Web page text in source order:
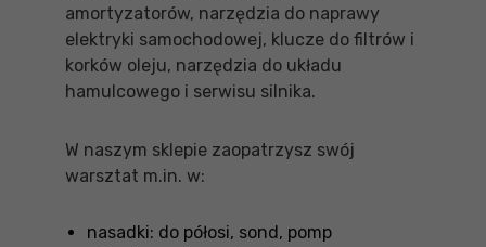
amortyzatorów, narzędzia do naprawy
elektryki samochodowej, klucze do filtrów i
korków oleju, narzędzia do układu
hamulcowego i serwisu silnika.
W naszym sklepie zaopatrzysz swój
warsztat m.in. w:
nasadki: do półosi, sond, pomp